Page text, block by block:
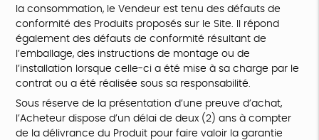
la consommation, le Vendeur est tenu des défauts de
conformité des Produits proposés sur le Site. Il répond
également des défauts de conformité résultant de
l’emballage, des instructions de montage ou de
l’installation lorsque celle-ci a été mise à sa charge par le
contrat ou a été réalisée sous sa responsabilité.
Sous réserve de la présentation d’une preuve d’achat,
l’Acheteur dispose d’un délai de deux (2) ans à compter
de la délivrance du Produit pour faire valoir la garantie